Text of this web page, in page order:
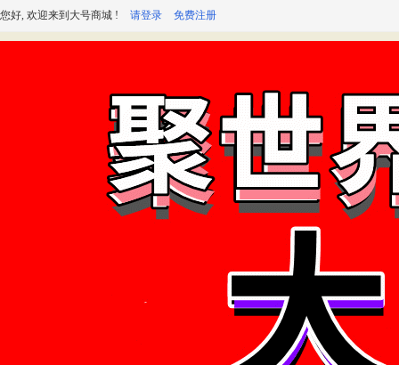
您好, 欢迎来到大号商城 ! 请登录 免费注册